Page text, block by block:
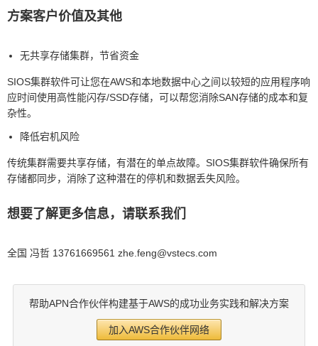
帮助APN合作伙伴构建基于AWS的成功业务实践和解决方案
加入AWS合作伙伴网络
方案客户价值及其他
无共享存储集群，节省资金
SIOS集群软件可让您在AWS和本地数据中心之间以较短的应用程序响
应时间使用高性能闪存/SSD存储，可以帮您消除SAN存储的成本和复
杂性。
降低宕机风险
传统集群需要共享存储，有潜在的单点故障。SIOS集群软件确保所有
存储都同步，消除了这种潜在的停机和数据丢失风险。
想要了解更多信息，请联系我们
全国 冯哲 13761669561 zhe.feng@vstecs.com